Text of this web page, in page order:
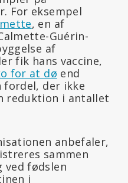
For eksempel
, en af
Guérin-
af
fik hans vaccine,
for at dø end
fordel, der ikke
reduktion i antallet
anbefaler,
sammen
ved fødslen
i